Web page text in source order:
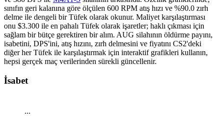
sınıfın geri kalanına göre ölçülen 600 RPM atış hızı ve %90.0 zırh
delme ile dengeli bir Tüfek olarak okunur. Maliyet karşılaştırması
onu $3.300 ile en pahalı Tüfek olarak işaretler; haklı çıkması için
sağlam bir bütçe gerektiren bir alım. AUG silahının öldürme payını,
isabetini, DPS'ini, atış hızını, zırh delmesini ve fiyatını CS2'deki
diğer her Tüfek ile karşılaştırmak için interaktif grafikleri kullanın,
hepsi gerçek maç verilerinden sürekli güncellenir.
İsabet
...